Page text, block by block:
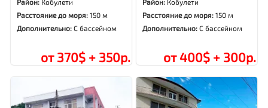
Расстояние до моря:150 м
Дополнительно:С бассейном
от 370$ + 350р.
Расстояние до моря:150 м
Дополнительно:С бассейном
от 400$ + 300р.